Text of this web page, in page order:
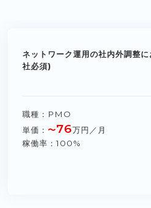
ネットワーク運用の社内外調整
社必須)
職種
PMO
単価
〜76万円／月
稼働率
100%